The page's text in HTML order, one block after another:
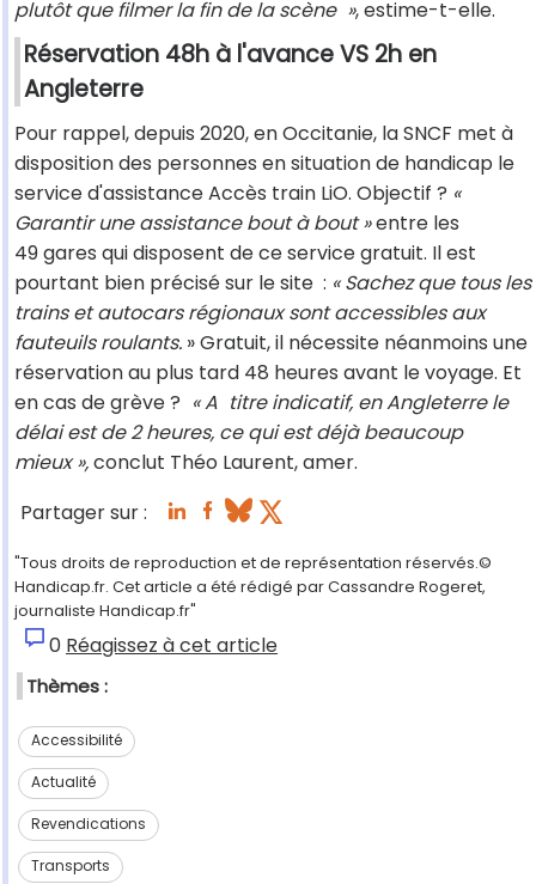
plutôt que filmer la fin de la scène », estime-t-elle.
Réservation 48h à l'avance VS 2h en
Angleterre
Pour rappel, depuis 2020, en Occitanie, la SNCF met à
disposition des personnes en situation de handicap le
service d'assistance Accès train LiO. Objectif ? «
Garantir une assistance bout à bout »entre les
49 gares qui disposent de ce service gratuit. Il est
pourtant bien précisé sur le site : « Sachez que tous les
trains et autocars régionaux sont accessibles aux
fauteuils roulants. » Gratuit, il nécessite néanmoins une
réservation au plus tard 48 heures avant le voyage. Et
en cas de grève ? « A titre indicatif, en Angleterre le
délai est de 2 heures, ce qui est déjà beaucoup
mieux »,conclut Théo Laurent, amer.
Partager sur :
"Tous droits de reproduction et de représentation réservés.©
Handicap.fr. Cet article a été rédigé par Cassandre Rogeret,
journaliste Handicap.fr"
0 Réagissez à cet article
Thèmes :
Accessibilité
Actualité
Revendications
Transports